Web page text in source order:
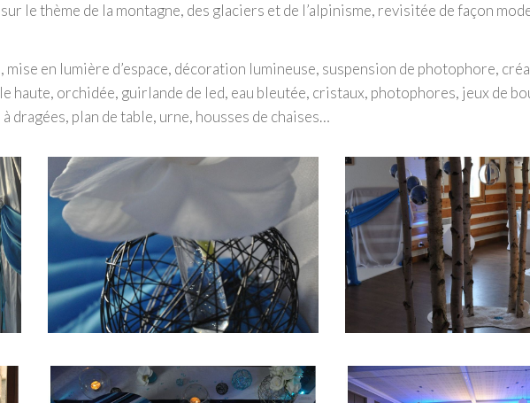
le thème de la montagne, des glaciers et de l’alpinisme, revisitée de façon
en lumière d’espace, décoration lumineuse, suspension de photophore,
haute, orchidée, guirlande de led, eau bleutée, cristaux, photophores, jeux de
dragées, plan de table, urne, housses de chaises…